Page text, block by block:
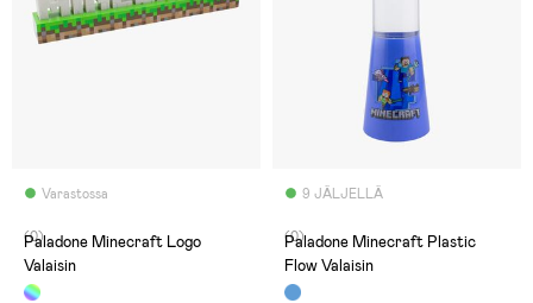
Varastossa
(0)
Paladone Minecraft Logo
Valaisin
9 JÄLJELLÄ
(0)
Paladone Minecraft Plastic
Flow Valaisin